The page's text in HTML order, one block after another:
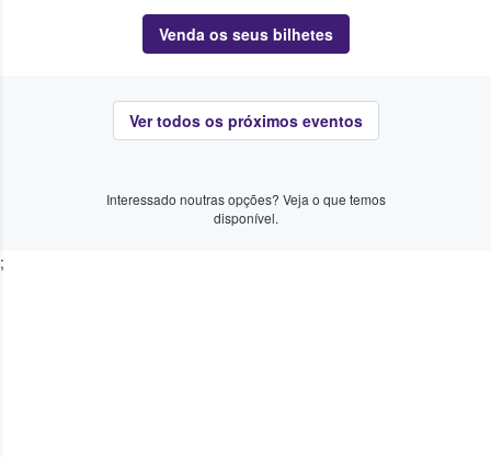
Venda os seus bilhetes
Ver todos os próximos eventos
Interessado noutras opções? Veja o que temos
disponível.
;